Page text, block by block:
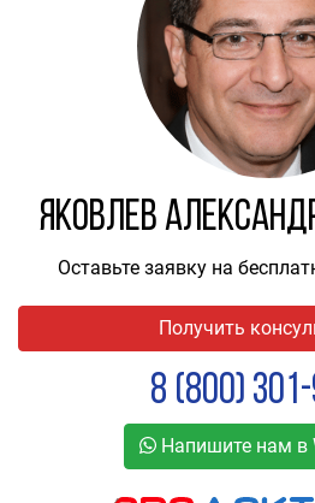
Яковлев
Оставьте заявку на
Получить
8 (800)
Напишите нам в